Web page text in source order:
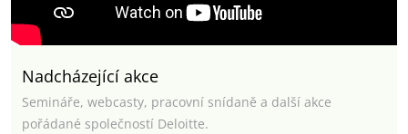
Nadcházející akce
Semináře, webcasty, pracovní snídaně a další akce
pořádané společností Deloitte.